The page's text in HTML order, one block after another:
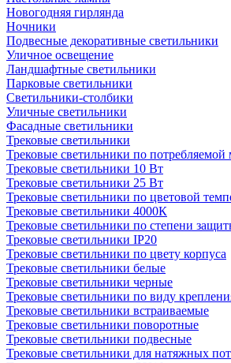
Новогодняя гирлянда
Ночники
Подвесные декоративные светильники
Уличное освещение
Ландшафтные светильники
Парковые светильники
Светильники-столбики
Уличные светильники
Фасадные светильники
Трековые светильники
Трековые светильники по
Трековые светильники 10 Вт
Трековые светильники 25 Вт
Трековые светильники по цветовой
Трековые светильники 4000К
Трековые светильники по степени
Трековые светильники IP20
Трековые светильники по цвету корпуса
Трековые светильники белые
Трековые светильники черные
Трековые светильники по виду
Трековые светильники встраиваемые
Трековые светильники поворотные
Трековые светильники подвесные
Трековые светильники для натяжных